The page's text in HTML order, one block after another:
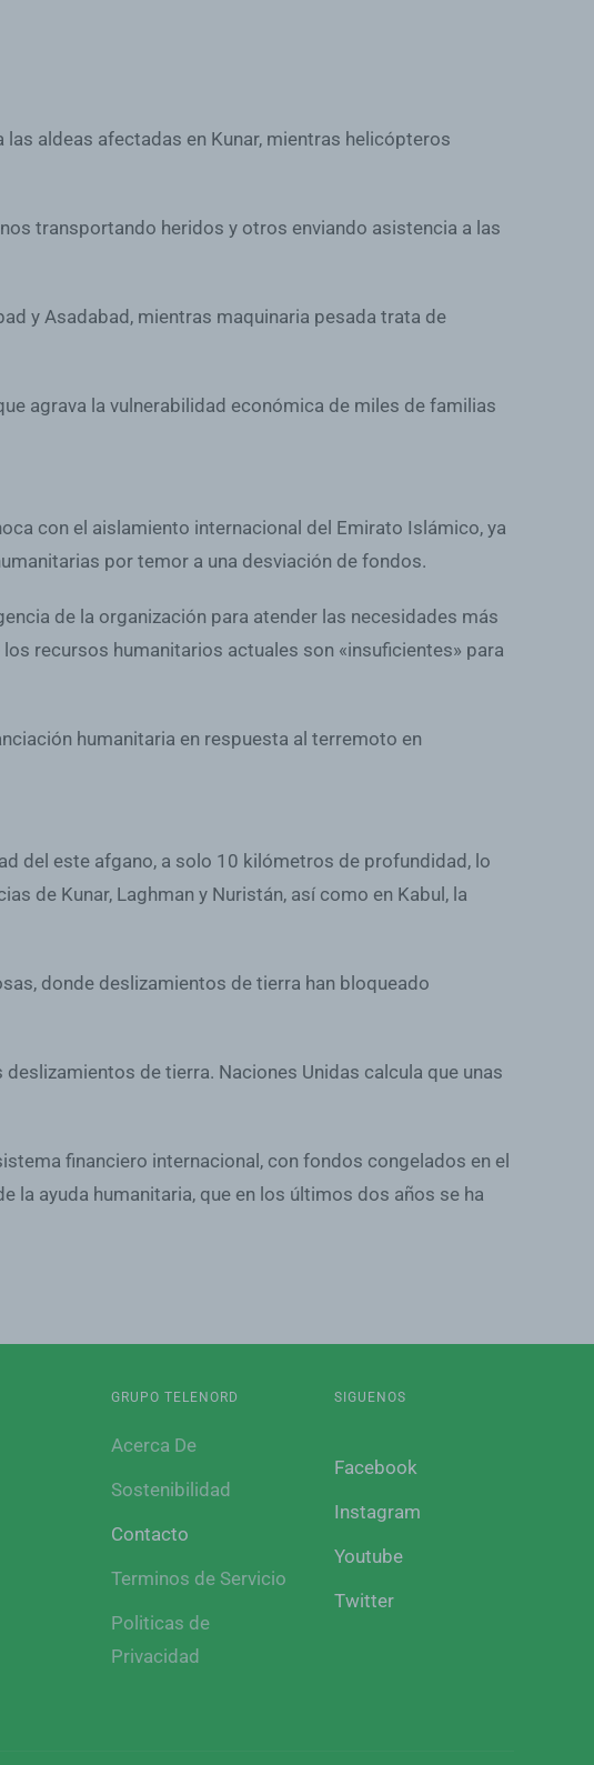
aldeas afectadas en Kunar, mientras helicópteros
transportando heridos y otros enviando asistencia a las
y Asadabad, mientras maquinaria pesada trata de
agrava la vulnerabilidad económica de miles de familias
con el aislamiento internacional del Emirato Islámico, ya
por temor a una desviación de fondos.
de la organización para atender las necesidades más
recursos humanitarios actuales son «insuficientes» para
humanitaria en respuesta al terremoto en
del este afgano, a solo 10 kilómetros de profundidad, lo
de Kunar, Laghman y Nuristán, así como en Kabul, la
donde deslizamientos de tierra han bloqueado
de tierra. Naciones Unidas calcula que unas
financiero internacional, con fondos congelados en el
la ayuda humanitaria, que en los últimos dos años se ha
GRUPO TELENORD
Acerca De
Sostenibilidad
Contacto
Terminos de Servicio
Politicas de
Privacidad
SIGUENOS
Facebook
Instagram
Youtube
Twitter